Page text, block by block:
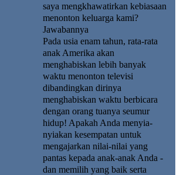
saya mengkhawatirkan kebiasaan
menonton keluarga kami?
Jawabannya
Pada usia enam tahun, rata-rata
anak Amerika akan
menghabiskan lebih banyak
waktu menonton televisi
dibandingkan dirinya
menghabiskan waktu berbicara
dengan orang tuanya seumur
hidup! Apakah Anda menyia-
nyiakan kesempatan untuk
mengajarkan nilai-nilai yang
pantas kepada anak-anak Anda -
dan memilih yang baik serta